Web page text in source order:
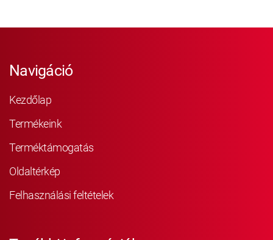
Navigáció
Kezdőlap
Termékeink
Terméktámogatás
Oldaltérkép
Felhasználási feltételek